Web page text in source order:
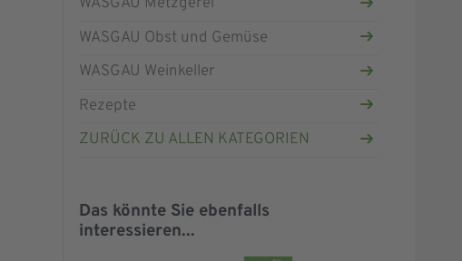
WASGAU Obst und Gemüse
WASGAU Weinkeller
Rezepte
ZURÜCK ZU ALLEN KATEGORIEN
Das könnte Sie ebenfalls
interessieren...